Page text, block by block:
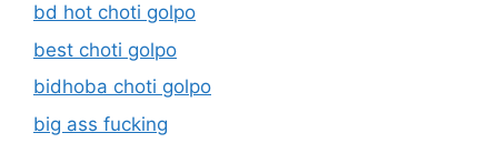
bd hot choti golpo
best choti golpo
bidhoba choti golpo
big ass fucking